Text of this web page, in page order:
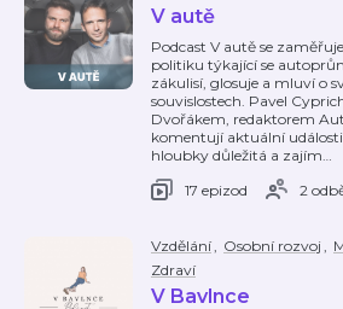
V autě
Podcast V autě se
politiku týkající se
zákulisí, glosuje a mluví o
souvislostech. Pavel
Dvořákem, redaktorem
komentují aktuální
hloubky důležitá a zajím…
17 epizod
2
Vzdělání, Osobní rozvoj ,
Zdraví
V Bavlnce